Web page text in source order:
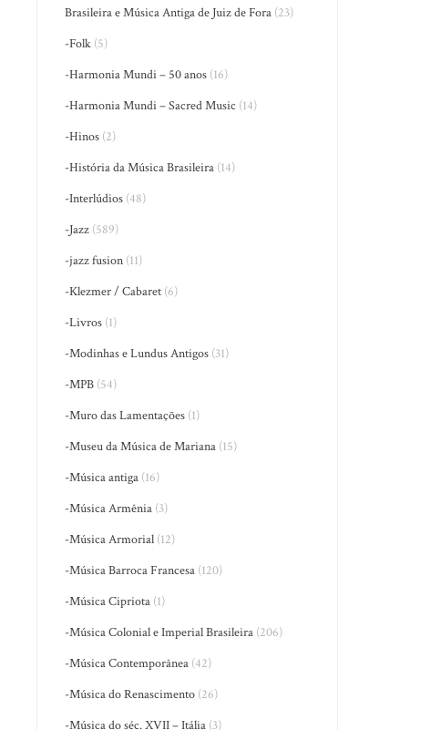
Brasileira e Música Antiga de Juiz de Fora (23)
-Folk (5)
-Harmonia Mundi – 50 anos (16)
-Harmonia Mundi – Sacred Music (14)
-Hinos (2)
-História da Música Brasileira (14)
-Interlúdios (48)
-Jazz (589)
-jazz fusion (11)
-Klezmer / Cabaret (6)
-Livros (1)
-Modinhas e Lundus Antigos (31)
-MPB (54)
-Muro das Lamentações (1)
-Museu da Música de Mariana (15)
-Música antiga (16)
-Música Armênia (3)
-Música Armorial (12)
-Música Barroca Francesa (120)
-Música Cipriota (1)
-Música Colonial e Imperial Brasileira (206)
-Música Contemporânea (42)
-Música do Renascimento (26)
-Música do séc. XVII – Itália (3)